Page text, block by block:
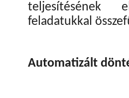
teljesítésének
feladatukkal
Automatizált